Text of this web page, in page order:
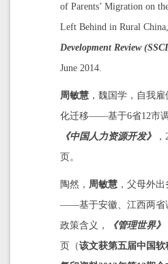
of Parents’ Migration on
Left Behind in Rural China,
Development Review
June 2014.
周敏慧 ，魏国学，自我
化迁移——基于6省12市
《中国人力资源开发》
页。
陶然， 周敏慧 ，父母外
——基于安徽、江西两省
政策含义，
《管理世界》
页（该文获第五届中国